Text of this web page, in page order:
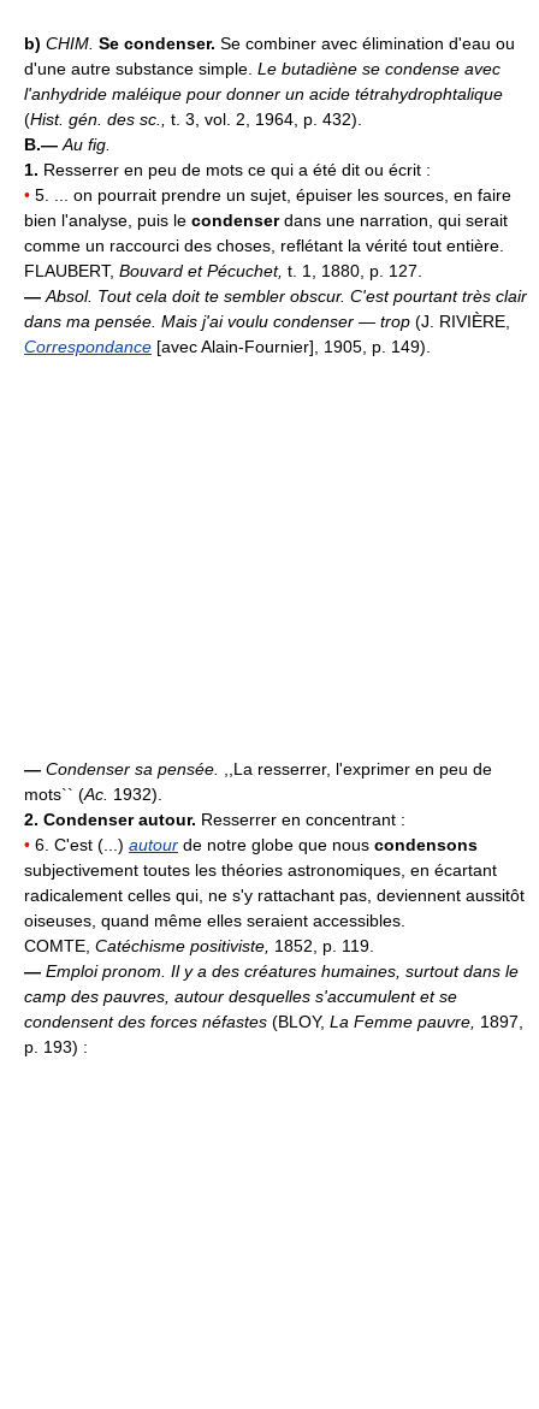
b) CHIM. Se condenser. Se combiner avec élimination d'eau ou
d'une autre substance simple. Le butadiène se condense avec
l'anhydride maléique pour donner un acide tétrahydrophtalique
(Hist. gén. des sc., t. 3, vol. 2, 1964, p. 432).
B.— Au fig.
1. Resserrer en peu de mots ce qui a été dit ou écrit :
• 5. ... on pourrait prendre un sujet, épuiser les sources, en faire
bien l'analyse, puis le condenserdans une narration, qui serait
comme un raccourci des choses, reflétant la vérité tout entière.
FLAUBERT, Bouvard et Pécuchet, t. 1, 1880, p. 127.
— Absol. Tout cela doit te sembler obscur. C'est pourtant très clair
dans ma pensée. Mais j'ai voulu condenser — trop (J. RIVIÈRE,
Correspondance [avec Alain-Fournier], 1905, p. 149).
— Condenser sa pensée.
,,La resserrer, l'exprimer en peu de
mots`` (Ac. 1932).
2. Condenser autour. Resserrer en concentrant :
• 6. C'est (...) autour de notre globe que nous condensons
subjectivement toutes les théories astronomiques, en écartant
radicalement celles qui, ne s'y rattachant pas, deviennent aussitôt
oiseuses, quand même elles seraient accessibles.
COMTE, Catéchisme positiviste, 1852, p. 119.
— Emploi pronom. Il y a des créatures humaines, surtout dans le
camp des pauvres, autour desquelles s'accumulent et se
condensent des forces néfastes (BLOY, La Femme pauvre, 1897,
p. 193) :